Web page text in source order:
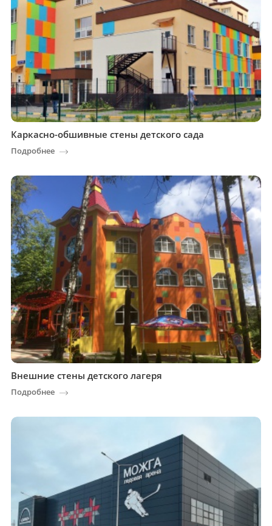
Каркасно-обшивные стены детского сада
Подробнее
Внешние стены детского лагеря
Подробнее